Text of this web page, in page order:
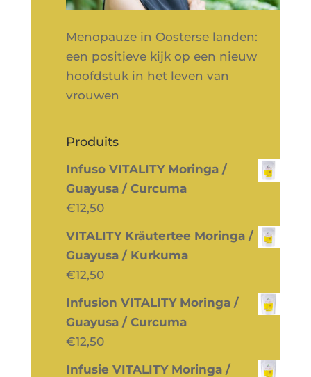
Menopauze in Oosterse landen:
een positieve kijk op een nieuw
hoofdstuk in het leven van
vrouwen
Produits
Infuso VITALITY Moringa /
Guayusa / Curcuma
€12,50
VITALITY Kräutertee Moringa /
Guayusa / Kurkuma
€12,50
Infusion VITALITY Moringa /
Guayusa / Curcuma
€12,50
Infusie VITALITY Moringa /